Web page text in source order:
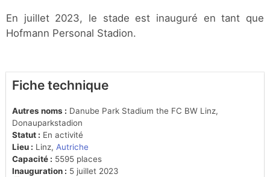
En juillet 2023, le stade est inauguré en tant que
Hofmann Personal Stadion.
Fiche technique
Autres noms : Danube Park Stadium the FC BW Linz,
Donauparkstadion
Statut : En activité
Lieu : Linz, Autriche
Capacité : 5595 places
Inauguration : 5 juillet 2023